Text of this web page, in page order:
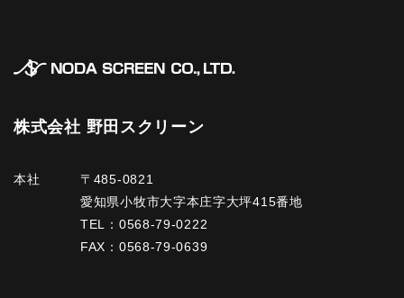
株式会社 野田スクリーン
本社
〒485-0821
愛知県小牧市大字本庄字大坪415番地
TEL： 0568-79-0222
FAX：0568-79-0639